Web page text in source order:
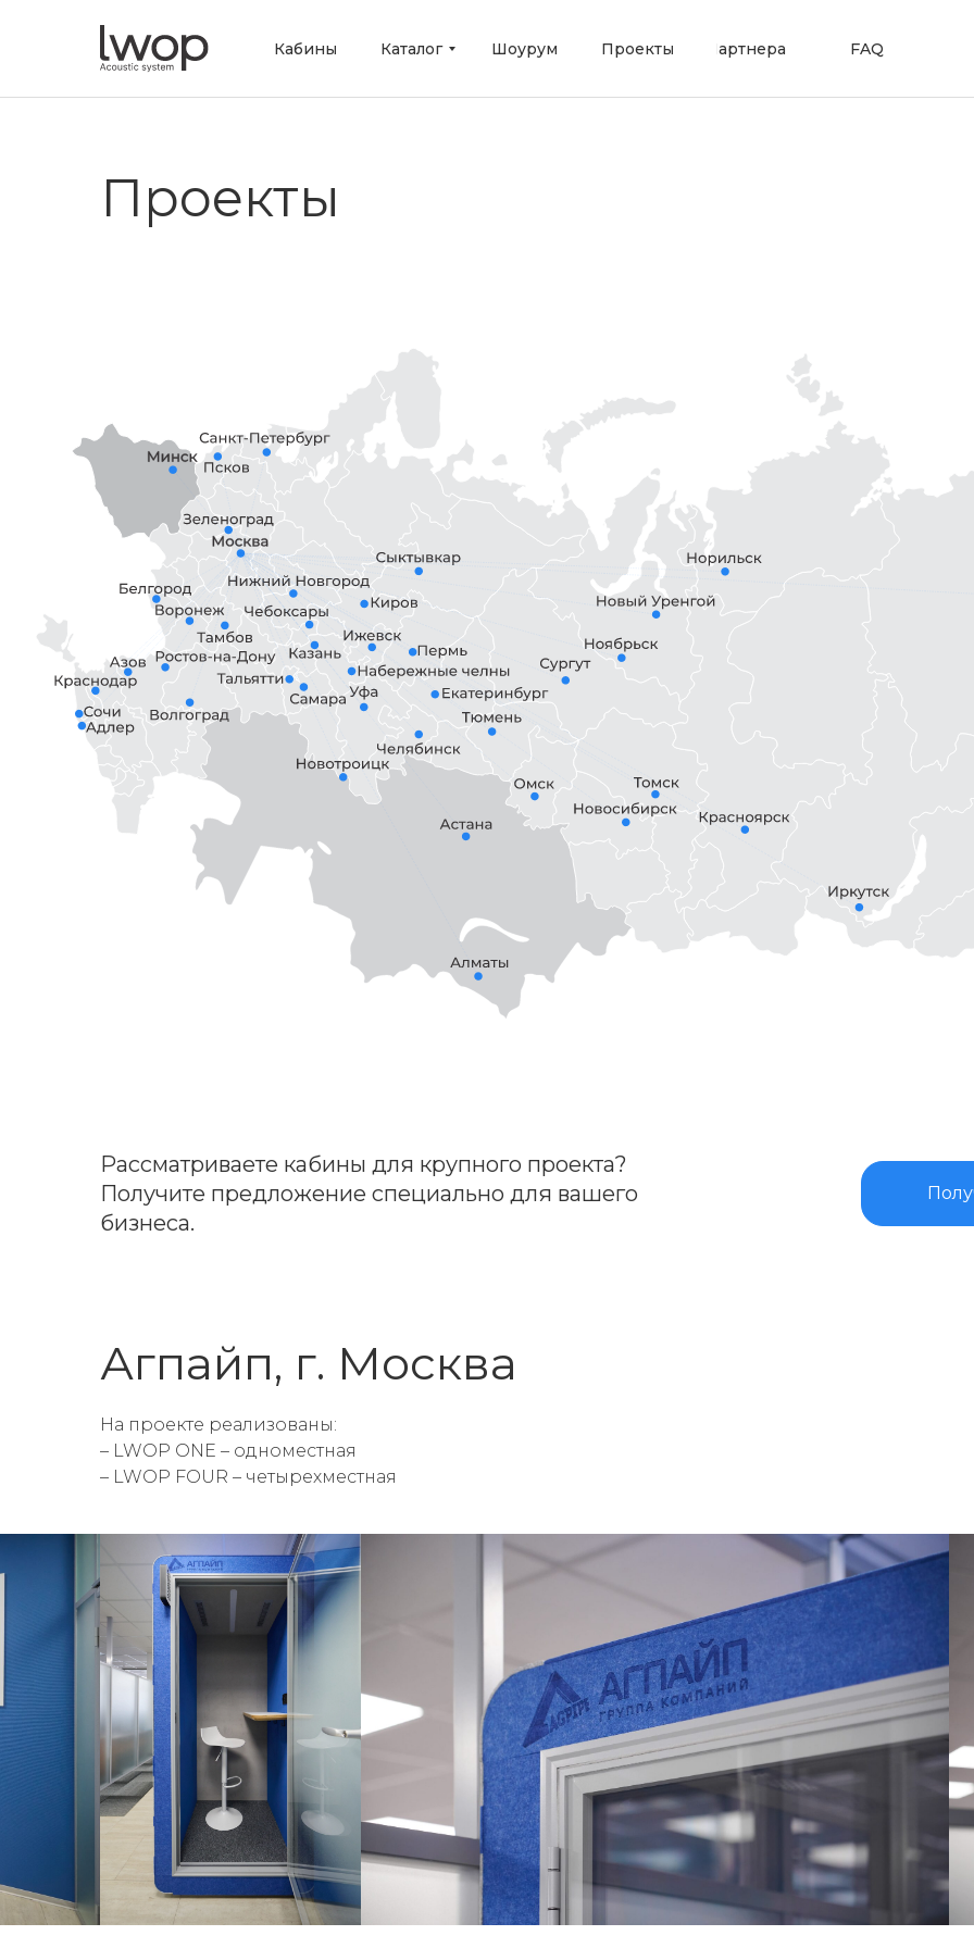
Кабины Шоурум
Каталог Проекты Партнерам FAQ
Проекты
Рассматриваете кабины для крупного проекта?
Получите предложение специально для вашего
бизнеса.
Агпайп, г. Москва
На проекте реализованы:
– LWOP ONE – одноместная
– LWOP FOUR – четырехместная